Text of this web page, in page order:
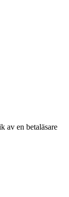
av en betaläsare